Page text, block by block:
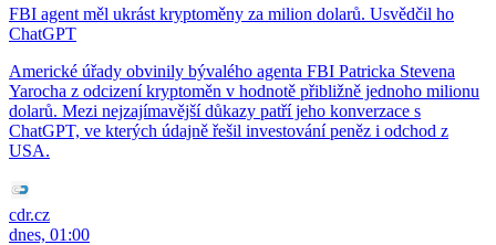
FBI agent měl ukrást kryptoměny za milion dolarů. Usvědčil ho
ChatGPT
Americké úřady obvinily bývalého agenta FBI Patricka Stevena
Yarocha z odcizení kryptoměn v hodnotě přibližně jednoho milionu
dolarů. Mezi nejzajímavější důkazy patří jeho konverzace s
ChatGPT, ve kterých údajně řešil investování peněz i odchod z
USA.
cdr.cz
dnes, 01:00